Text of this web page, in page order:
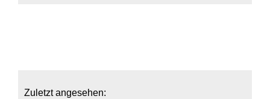
Zuletzt angesehen: